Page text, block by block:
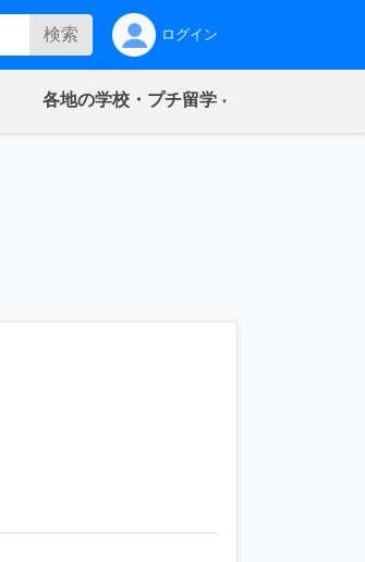
検索 ログイン
各地の学校・プチ留学(current)